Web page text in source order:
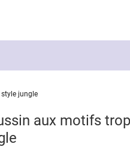
jungle
aux motifs